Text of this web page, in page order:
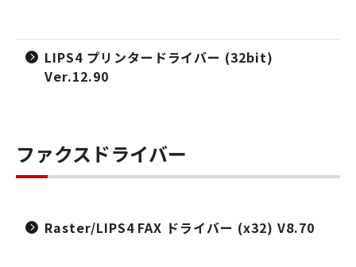
LIPS4 プリンタードライバー (32bit)
Ver.12.90
ファクスドライバー
Raster/LIPS4 FAX ドライバー (x32) V8.70